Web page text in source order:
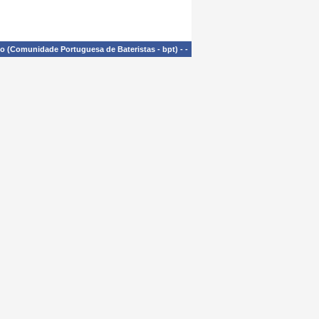
(Comunidade Portuguesa de Bateristas - bpt) - -